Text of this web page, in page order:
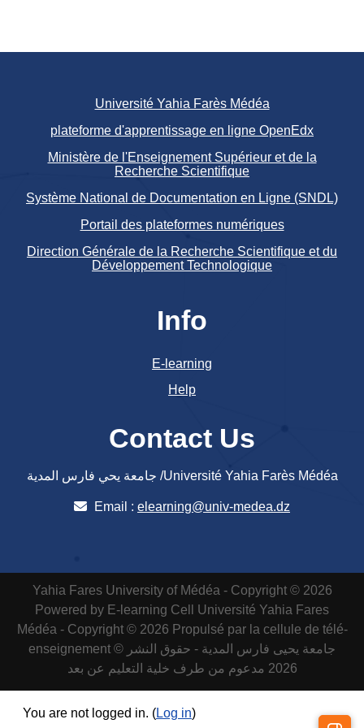
Université Yahia Farès Médéa
plateforme d'apprentissage en ligne OpenEdx
Ministère de l'Enseignement Supérieur et de la
Recherche Scientifique
Système National de Documentation en Ligne (SNDL)
Portail des plateformes numériques
Direction Générale de la Recherche Scientifique et du
Développement Technologique
Info
E-learning
Help
Contact Us
جامعة يحي فارس المدية /Université Yahia Farès Médéa
Email : elearning@univ-medea.dz
Yahia Fares University of Médéa - Copyright © 2026
Powered by E-learning Cell
Université Yahia Fares
Médéa - Copyright © 2026 Propulsé par la cellule de télé-
enseignement جامعة يحيى فارس المدية - حقوق النشر ©
2026 مدعوم من طرف خلية التعليم عن بعد
You are not logged in. (Log in)